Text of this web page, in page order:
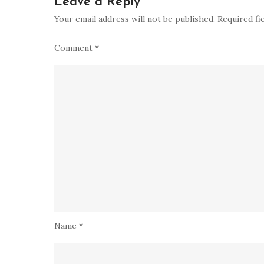
Your email address will not be published. Required
Comment *
Name *